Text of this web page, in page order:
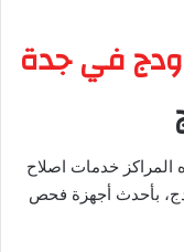
في جدة
المراكز خدمات اصلاح
بأحدث أجهزة فحص